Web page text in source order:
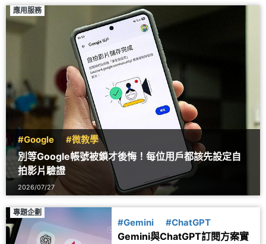
應用服務
#Google #微教學
別等Google帳號被鎖才後悔！每位用戶都該先設定自
拍影片驗證
2026/07/27
專題企劃
#Gemini #ChatGPT
Gemini與ChatGPT訂閱方案實